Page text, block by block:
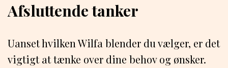
Afsluttende tanker
Uanset hvilken Wilfa blender du vælger, er det
vigtigt at tænke over dine behov og ønsker.